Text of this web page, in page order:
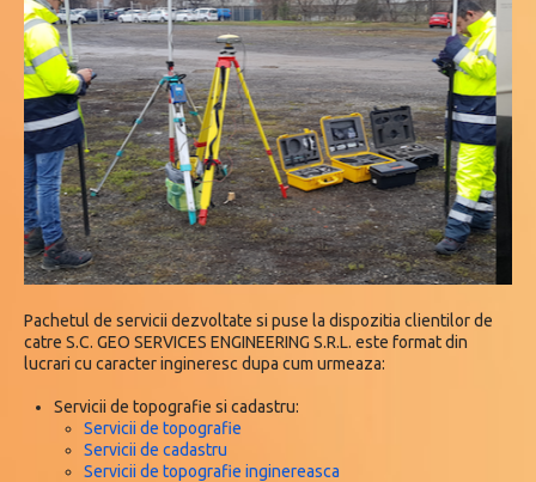
Pachetul de servicii dezvoltate si puse la dispozitia clientilor de
catre S.C. GEO SERVICES ENGINEERING S.R.L. este format din
lucrari cu caracter ingineresc dupa cum urmeaza:
Servicii de topografie si cadastru:
Servicii de topografie
Servicii de cadastru
Servicii de topografie inginereasca